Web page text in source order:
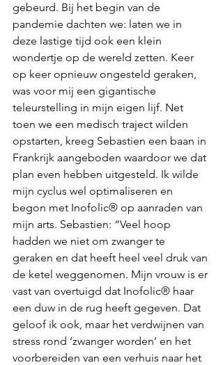
gebeurd. Bij het begin van de
pandemie dachten we: laten we in
deze lastige tijd ook een klein
wondertje op de wereld zetten. Keer
op keer opnieuw ongesteld geraken,
was voor mij een gigantische
teleurstelling in mijn eigen lijf. Net
toen we een medisch traject wilden
opstarten, kreeg Sebastien een baan in
Frankrijk aangeboden waardoor we dat
plan even hebben uitgesteld. Ik wilde
mijn cyclus wel optimaliseren en
begon met Inofolic® op aanraden van
mijn arts. Sebastien: “Veel hoop
hadden we niet om zwanger te
geraken en dat heeft heel veel druk van
de ketel weggenomen. Mijn vrouw is er
vast van overtuigd dat Inofolic® haar
een duw in de rug heeft gegeven. Dat
geloof ik ook, maar het verdwijnen van
stress rond ‘zwanger worden’ en het
voorbereiden van een verhuis naar het